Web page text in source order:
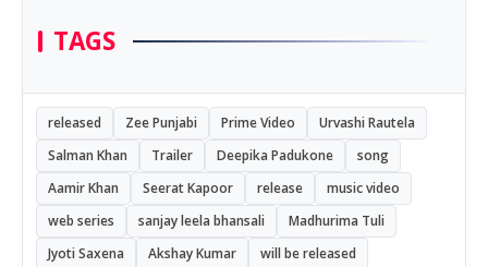
TAGS
released Zee Punjabi Prime Video
Urvashi Rautela
Salman Khan
Trailer Deepika Padukone
song
Aamir Khan
Seerat Kapoor release
music video
web series
sanjay leela bhansali
Madhurima Tuli
Jyoti Saxena
Akshay Kumar
will be released